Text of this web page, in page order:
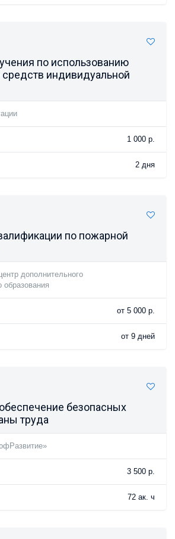
по использованию
индивидуальной
1 000 р.
2 дня
по пожарной
дополнительного
образования
от 5 000 р.
от 9 дней
безопасных
труда
3 500 р.
72 ак. ч